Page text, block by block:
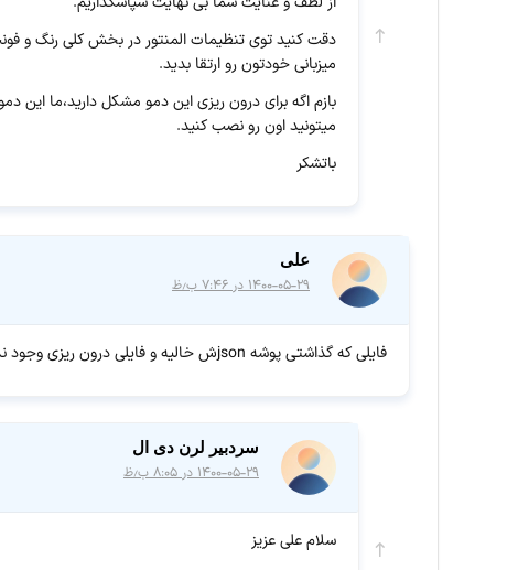
دقت کنید توی تنظیمات المنتور در بخش کلی رنگ و
میزبانی خودتون رو ارتقا بدید.
بازم اگه برای درون ریزی این دمو مشکل دارید،ما این
میتونید اون رو نصب کنید.
باتشکر
علی
۱۴۰۰-۰۵-۲۹ در ۷:۴۶ ب٫ظ
فایلی که گذاشتی پوشه jsonش خالیه و فایلی درون ریزی وجود نداره!
سردبیر لرن دی ال
۱۴۰۰-۰۵-۲۹ در ۸:۰۵ ب٫ظ
سلام علی عزیز